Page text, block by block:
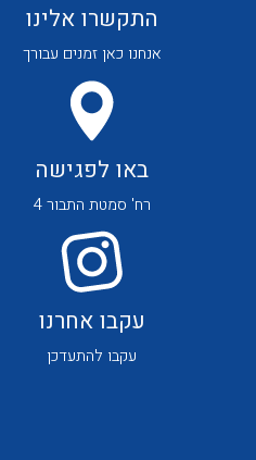
התקשרו אלינו
אנחנו כאן זמנים עבורך
באו לפגישה
רח' סמטת התבור 4
עקבו אחרנו
עקבו להתעדכן